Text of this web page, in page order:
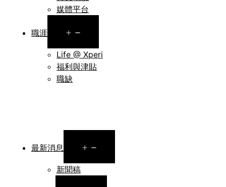
媒體平台
職涯
menu
Life @ Xperi
福利與津貼
職缺
最新消息
menu
新聞稿